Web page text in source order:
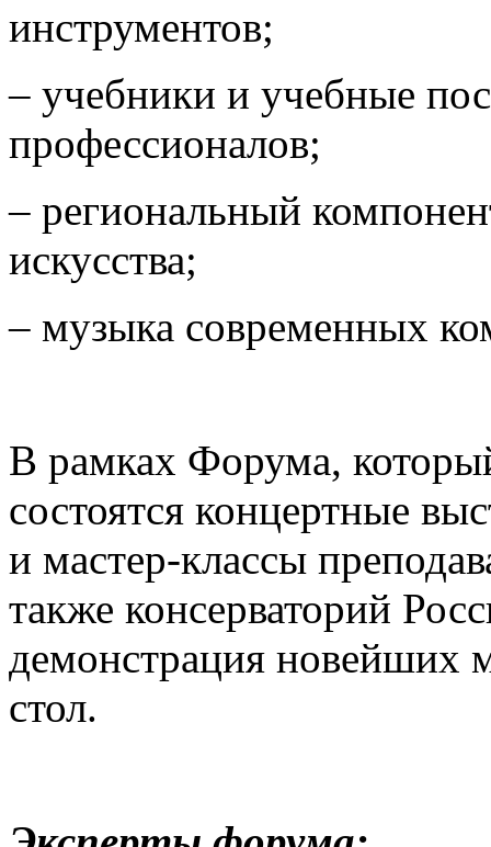
инструментов;
– учебники и учебные
профессионалов;
– региональный
искусства;
– музыка современных
В рамках Форума,
состоятся концертные
и мастер-классы
также консерваторий
демонстрация новейших
стол.